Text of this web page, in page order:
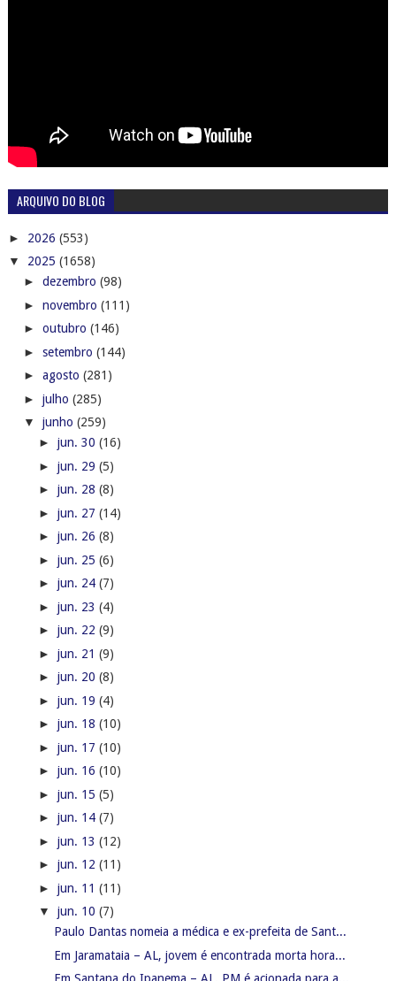
ARQUIVO DO BLOG
► 2026 (553)
▼ 2025 (1658)
► dezembro (98)
► novembro (111)
► outubro (146)
► setembro (144)
► agosto (281)
► julho (285)
▼ junho (259)
► jun. 30 (16)
► jun. 29 (5)
► jun. 28 (8)
► jun. 27 (14)
► jun. 26 (8)
► jun. 25 (6)
► jun. 24 (7)
► jun. 23 (4)
► jun. 22 (9)
► jun. 21 (9)
► jun. 20 (8)
► jun. 19 (4)
► jun. 18 (10)
► jun. 17 (10)
► jun. 16 (10)
► jun. 15 (5)
► jun. 14 (7)
► jun. 13 (12)
► jun. 12 (11)
► jun. 11 (11)
▼ jun. 10 (7)
Paulo Dantas nomeia a médica e ex-prefeita de Sant...
Em Jaramataia – AL, jovem é encontrada morta hora...